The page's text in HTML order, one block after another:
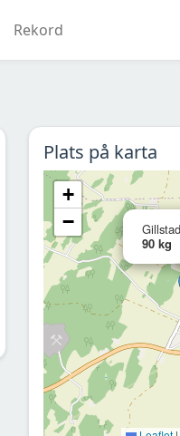
Rekord
Plats på karta
90 kg
+
−